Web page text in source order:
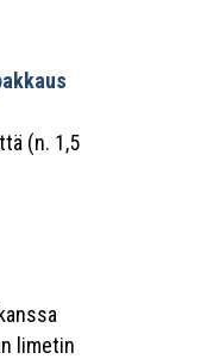
(n. 1,5
limetin